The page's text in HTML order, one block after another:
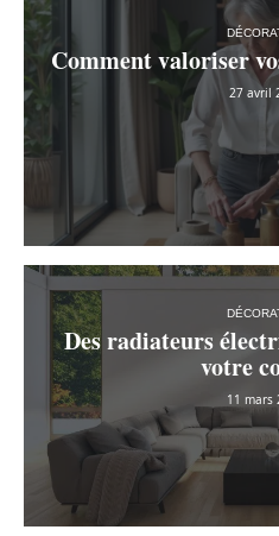
Comment valoriser
27 avril
Des radiateurs
votre
11 mars